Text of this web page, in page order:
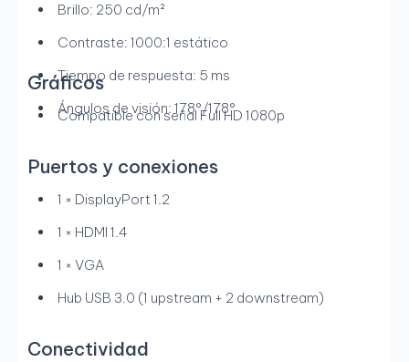
Brillo: 250 cd/m²
Contraste: 1000:1 estático
Tiempo de respuesta: 5 ms
Ángulos de visión: 178°/178°
Gráficos
Compatible con señal Full HD 1080p
Puertos y conexiones
1 × DisplayPort 1.2
1 × HDMI 1.4
1 × VGA
Hub USB 3.0 (1 upstream + 2 downstream)
Conectividad